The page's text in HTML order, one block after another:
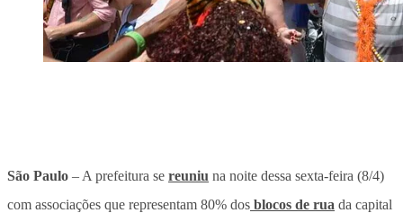
São Paulo – A prefeitura se reuniu na noite dessa sexta-feira (8/4)
com associações que representam 80% dos blocos de rua da capital